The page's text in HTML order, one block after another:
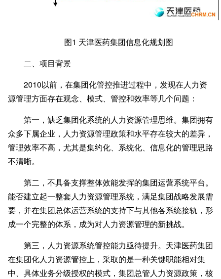
图1 天津医药集团信息化规划图
二、项目背景
2010以前，在集团化管控推进过程中，发现在人力资
源管理方面存在观念、模式、管控和效率等几个问题：
第一，缺乏集团化系统的人力资源管理思维。 集团拥有
众多下属企业，人力资源管理政策和水平存在较大的差异，
管理效率不高，尤其是集约化、系统化、信息化的管理思路
不清晰。
第二，不具备支撑整体效能发挥的集团运营系统平台。
能否建立起一整套人力资源管理系统，满足集团战略发展需
要，并在集团总体运营系统的支持下与其他各系统接轨，形
成一个完整的体系，成为对人力资源管理的新挑战。
第三，人力资源系统管控能力亟待提升。 天津医药集团
在集团化人力资源管控上，采取的是一种关键职能相对集
中、具体业务分级授权的模式，集团总管人力资源政策，核